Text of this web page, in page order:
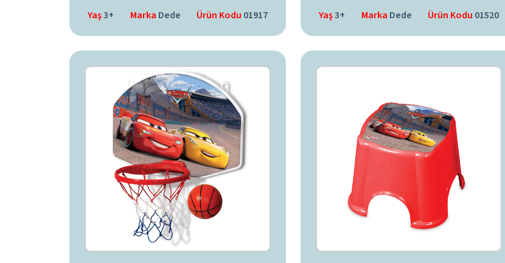
Yaş3+ Marka Dede Ürün Kodu 01917 Yaş3+ Marka Dede Ürün Kodu 01520